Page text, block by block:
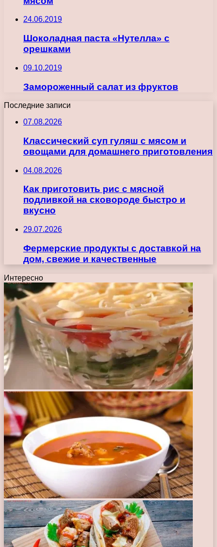
24.06.2019
Шоколадная паста «Нутелла» с
орешками
09.10.2019
Замороженный салат из фруктов
Последние записи
07.08.2026
Классический суп гуляш с мясом и
овощами для домашнего приготовления
04.08.2026
Как приготовить рис с мясной
подливкой на сковороде быстро и
вкусно
29.07.2026
Фермерские продукты с доставкой на
дом, свежие и качественные
Интересно